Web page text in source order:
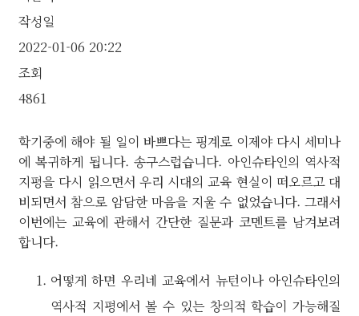
작성일
2022-01-06 20:22
조회
4861
학기중에 해야 될 일이 바쁘다는 핑계로 이제야 다시 세미나
에 복귀하게 됩니다. 송구스럽습니다. 아인슈타인의 역사적
지평을 다시 읽으면서 우리 시대의 교육 현실이 떠오르고 대
비되면서 참으로 암담한 마음을 지울 수 없었습니다. 그래서
이번에는 교육에 관해서 간단한 질문과 코멘트를 남겨보려
합니다.
어떻게 하면 우리네 교육에서 뉴턴이나 아인슈타인의
역사적 지평에서 볼 수 있는 창의적 학습이 가능해질